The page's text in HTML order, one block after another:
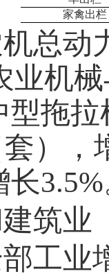
家禽出栏
总动
业机
拖
），
筑业
工业